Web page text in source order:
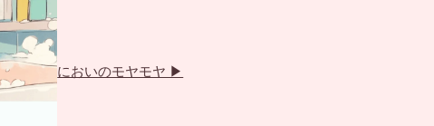
カ
ム
リ
においのモヤモヤ ▶